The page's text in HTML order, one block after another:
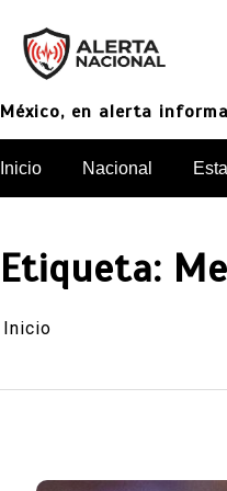
México, en alerta
Inicio Nacional
Etiqueta:
Inicio